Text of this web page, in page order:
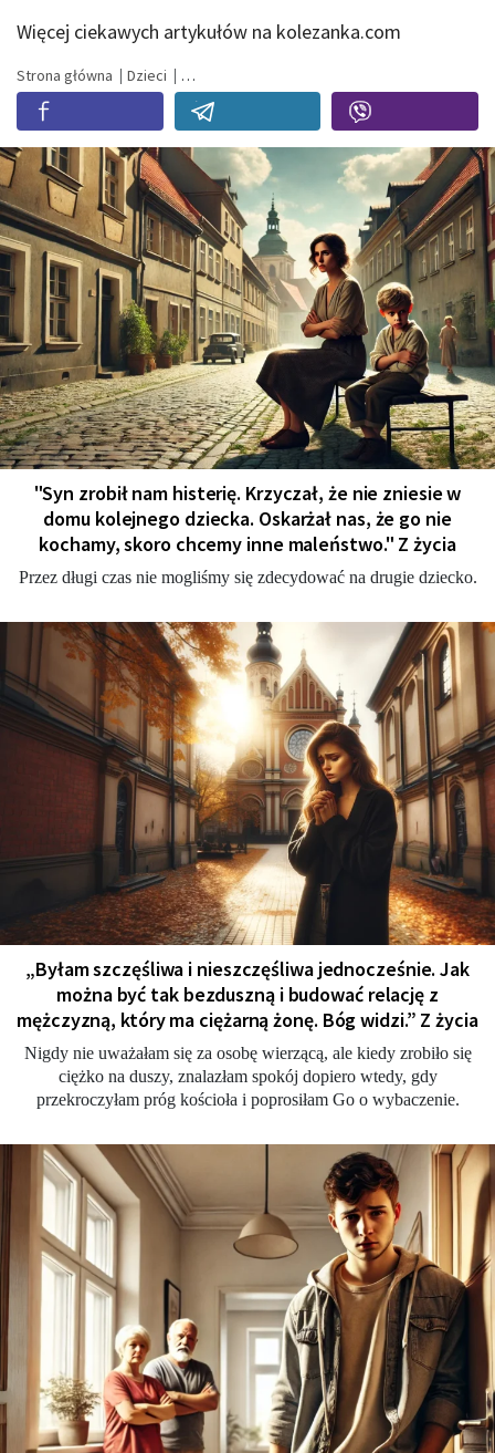
Więcej ciekawych artykułów na kolezanka.com
Strona główna Dzieci
"Syn zrobił nam histerię. Krzyczał, że nie zniesie w
domu kolejnego dziecka. Oskarżał nas, że go nie
kochamy, skoro chcemy inne maleństwo." Z życia
Przez długi czas nie mogliśmy się zdecydować na drugie dziecko.
„Byłam szczęśliwa i nieszczęśliwa jednocześnie. Jak
można być tak bezduszną i budować relację z
mężczyzną, który ma ciężarną żonę. Bóg widzi.” Z życia
Nigdy nie uważałam się za osobę wierzącą, ale kiedy zrobiło się
ciężko na duszy, znalazłam spokój dopiero wtedy, gdy
przekroczyłam próg kościoła i poprosiłam Go o wybaczenie.